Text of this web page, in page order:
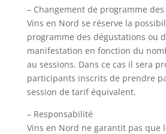
– Changement de programme
Vins en Nord se réserve la
programme des dégustations ou
manifestation en fonction du
au sessions. Dans ce cas il sera
participants inscrits de prendre
session de tarif équivalent.
– Responsabilité
Vins en Nord ne garantit pas que